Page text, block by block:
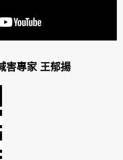
害專家 王郁揚